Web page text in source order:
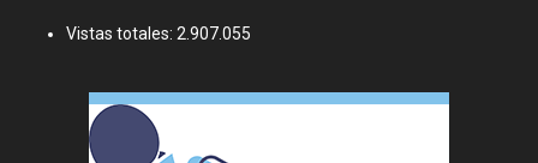
Vistas totales: 2.907.055